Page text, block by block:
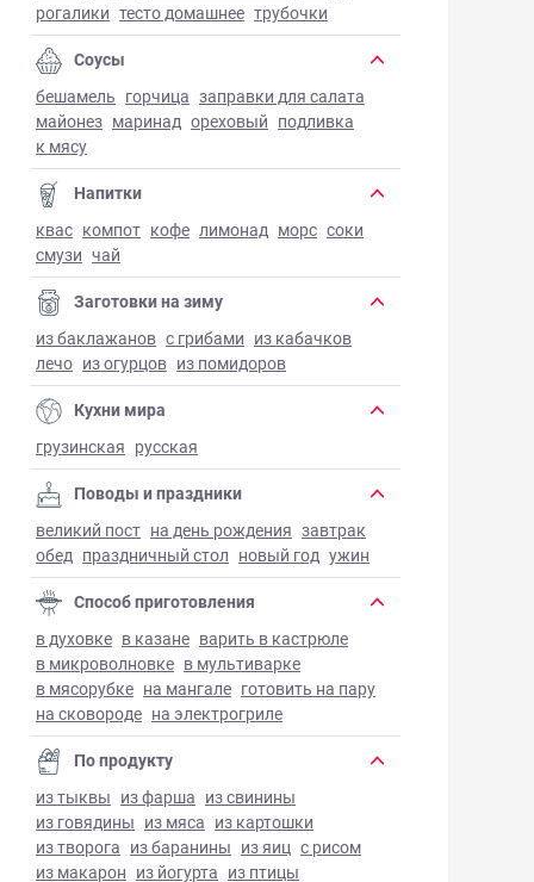
рогалики тесто домашнее трубочки
Соусы
бешамель горчица заправки для салата
майонез маринад ореховый подливка
к мясу
Напитки
квас компот кофе лимонад морс соки
смузи чай
Заготовки на зиму
из баклажанов с грибами из кабачков
лечо из огурцов из помидоров
Кухни мира
грузинская русская
Поводы и праздники
великий пост на день рождения завтрак
обед праздничный стол новый год ужин
Способ приготовления
в духовке в казане варить в кастрюле
в микроволновке в мультиварке
в мясорубке на мангале готовить на пару
на сковороде на электрогриле
По продукту
из тыквы из фарша из свинины
из говядины из мяса из картошки
из творога из баранины из яиц с рисом
из макарон из йогурта из птицы